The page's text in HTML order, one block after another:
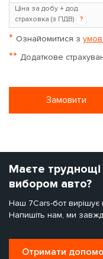
Ціна за добу + дод.
страховка (з ПДВ)
?
* Ознайомитися з
** Додаткове
Замовити
Маєте труднощі
вибором авто?
Наш 7Cars-бот
Напишіть нам, ми
Отримати